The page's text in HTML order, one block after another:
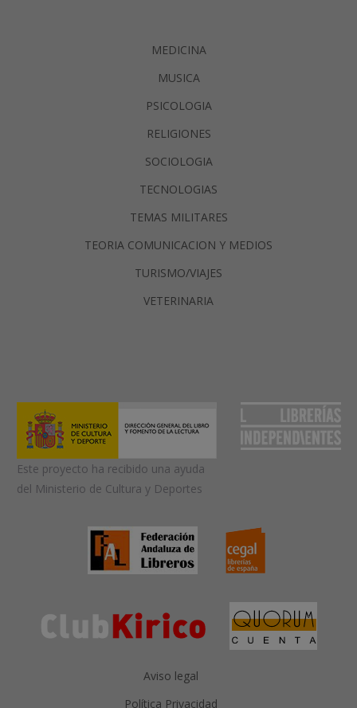
MEDICINA
MUSICA
PSICOLOGIA
RELIGIONES
SOCIOLOGIA
TECNOLOGIAS
TEMAS MILITARES
TEORIA COMUNICACION Y MEDIOS
TURISMO/VIAJES
VETERINARIA
Este proyecto ha recibido una ayuda
del Ministerio de Cultura y Deportes
Aviso legal
Política Privacidad